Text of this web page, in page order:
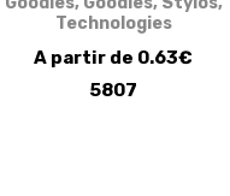
Technologies
A partir de 0.63€
5807